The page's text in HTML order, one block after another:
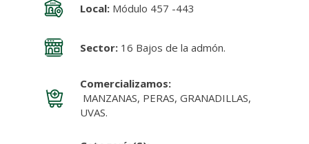
Local:Módulo 457 -443
Sector:16 Bajos de la admón.
Comercializamos:
MANZANAS, PERAS, GRANADILLAS,
UVAS.